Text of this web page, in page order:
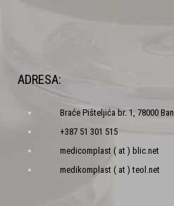
ADRESA:
Braće Pišteljića br. 1, 78000
+387 51 301 515
medicomplast ( at ) blic.net
medikomplast ( at ) teol.net